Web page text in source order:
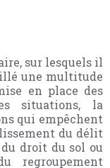
sur lesquels il
une multitude
en place des
situations, la
qui empêchent
du délit
droit du sol ou
regroupement